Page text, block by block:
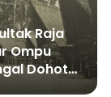
Raja
Ompu
Dohot